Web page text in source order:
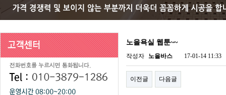
노을욕실 웹툰~~
작성자 노을바스 17-01-14 11:33
이전글 다음글